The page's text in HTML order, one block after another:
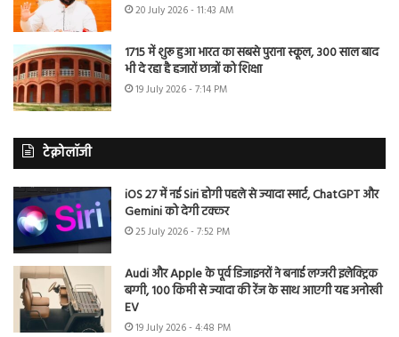
20 July 2026 - 11:43 AM
1715 में शुरू हुआ भारत का सबसे पुराना स्कूल, 300 साल बाद
भी दे रहा है हजारों छात्रों को शिक्षा
19 July 2026 - 7:14 PM
टेक्नोलॉजी
iOS 27 में नई Siri होगी पहले से ज्यादा स्मार्ट, ChatGPT और
Gemini को देगी टक्कर
25 July 2026 - 7:52 PM
Audi और Apple के पूर्व डिजाइनरों ने बनाई लग्जरी इलेक्ट्रिक
बग्गी, 100 किमी से ज्यादा की रेंज के साथ आएगी यह अनोखी
EV
19 July 2026 - 4:48 PM